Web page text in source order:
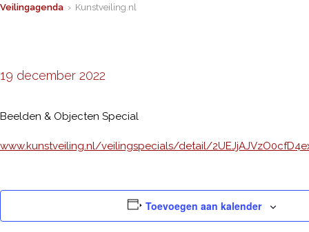
Veilingagenda › Kunstveiling.nl
19 december 2022
Beelden & Objecten Special
www.kunstveiling.nl/veilingspecials/detail/
Toevoegen aan kalender